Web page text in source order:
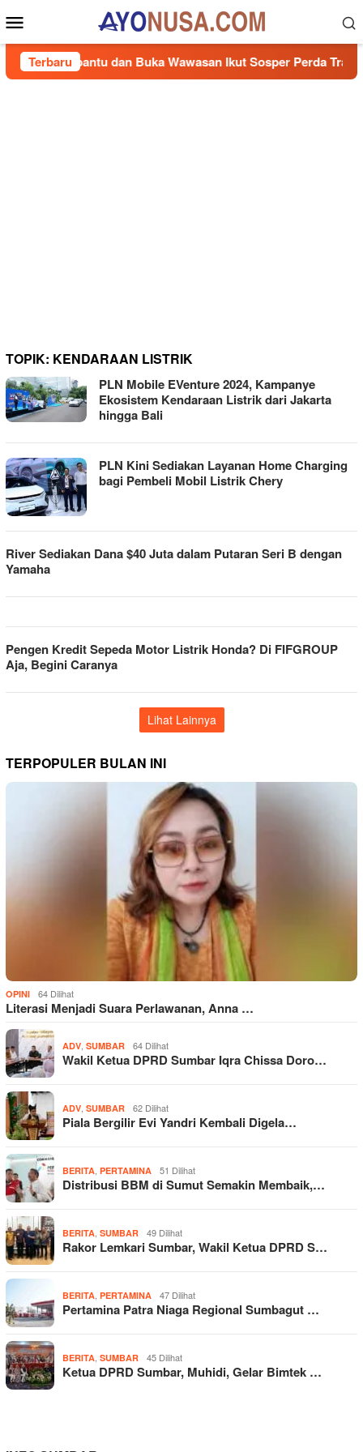
ke
kontenMobile
Terbaru
Terbantu dan Buka Wawasan Ikut Sosper Perda Trantibum
TOPIK: KENDARAAN LISTRIK
PLN Mobile EVenture 2024, Kampanye
Ekosistem Kendaraan Listrik dari Jakarta
hingga Bali
PLN Kini Sediakan Layanan Home Charging
bagi Pembeli Mobil Listrik Chery
River Sediakan Dana $40 Juta dalam Putaran Seri B dengan
Yamaha
Pengen Kredit Sepeda Motor Listrik Honda? Di FIFGROUP
Aja, Begini Caranya
Lihat Lainnya
TERPOPULER BULAN INI
OPINI 64 Dilihat
Literasi Menjadi Suara Perlawanan, Anna …
ADV SUMBAR 64 Dilihat
Wakil Ketua DPRD Sumbar Iqra Chissa Doro…
ADV SUMBAR 62 Dilihat
Piala Bergilir Evi Yandri Kembali Digela…
BERITA PERTAMINA 51 Dilihat
Distribusi BBM di Sumut Semakin Membaik,…
BERITA SUMBAR 49 Dilihat
Rakor Lemkari Sumbar, Wakil Ketua DPRD S…
BERITA PERTAMINA 47 Dilihat
Pertamina Patra Niaga Regional Sumbagut …
BERITA SUMBAR 45 Dilihat
Ketua DPRD Sumbar, Muhidi, Gelar Bimtek …